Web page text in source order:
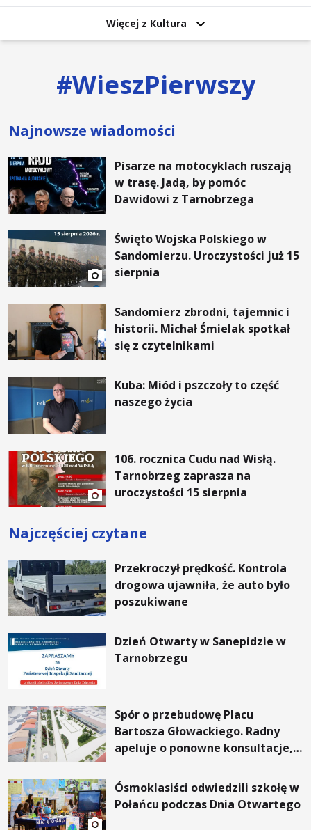
Więcej z Kultura
#WieszPierwszy
Najnowsze wiadomości
Pisarze na motocyklach ruszają
w trasę. Jadą, by pomóc
Dawidowi z Tarnobrzega
Święto Wojska Polskiego w
Sandomierzu. Uroczystości już 15
sierpnia
Sandomierz zbrodni, tajemnic i
historii. Michał Śmielak spotkał
się z czytelnikami
Kuba: Miód i pszczoły to część
naszego życia
106. rocznica Cudu nad Wisłą.
Tarnobrzeg zaprasza na
uroczystości 15 sierpnia
Najczęściej czytane
Przekroczył prędkość. Kontrola
drogowa ujawniła, że auto było
poszukiwane
Dzień Otwarty w Sanepidzie w
Tarnobrzegu
Spór o przebudowę Placu
Bartosza Głowackiego. Radny
apeluje o ponowne konsultacje,
Ósmoklasiści odwiedzili szkołę w
Połańcu podczas Dnia Otwartego